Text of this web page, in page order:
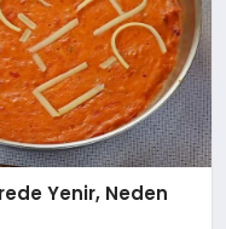
Yenir, Neden